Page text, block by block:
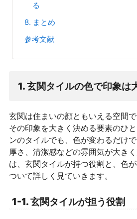
る
8. まとめ
参考文献
1. 玄関タイルの色で印象は
玄関は住まいの顔ともいえる空間
その印象を大きく決める要素のひ
ンのタイルでも、色が変わるだけ
厚さ、清潔感などの雰囲気が大き
は、玄関タイルが持つ役割と、色
ついて詳しく見ていきます。
1-1. 玄関タイルが担う役割